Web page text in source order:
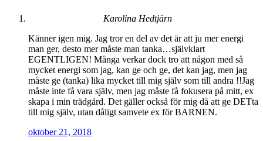
Karolina Hedtjärn
Känner igen mig. Jag tror en del av det är att ju mer energi
man ger, desto mer måste man tanka…självklart
EGENTLIGEN! Många verkar dock tro att någon med så
mycket energi som jag, kan ge och ge, det kan jag, men jag
måste ge (tanka) lika mycket till mig själv som till andra !!Jag
måste inte få vara själv, men jag måste få fokusera på mitt, ex
skapa i min trädgård. Det gäller också för mig då att ge DETta
till mig själv, utan dåligt samvete ex för BARNEN.
oktober 21, 2018